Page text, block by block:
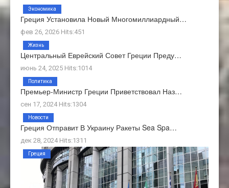
Греция Установила Новый Многомиллиардный…
фев 26, 2026 Hits:451
Экономика
Центральный Еврейский Совет Греции Преду…
июнь 24, 2025 Hits:1014
Жизнь
Премьер-Министр Греции Приветствовал Наз…
сен 17, 2024 Hits:1304
Политика
Греция Отправит В Украину Ракеты Sea Spa…
дек 28, 2024 Hits:1311
Новости
Греция